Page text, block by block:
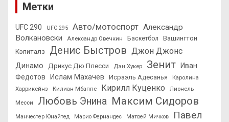
Метки
UFC 290 UFC 295 Авто/мотоспорт Александр
Волкановски
Александр Овечкин Баскетбол
Вашингтон
Кэпиталз
Денис Быстров Джон Джонс
Динамо Дрикус Дю Плесси Дэн Хукер Зенит
Иван
Федотов
Ислам Махачев Исраэль Адесанья
Каролина
Харрикейнз
Килиан Мбаппе Кирилл Куценко
Лионель
Месси
Любовь Энина Максим Сидоров
Манчестер Юнайтед Марио Фернандес Матвей Мичков
Павел